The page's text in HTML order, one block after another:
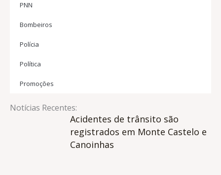
PNN
Bombeiros
Polícia
Política
Promoções
Notícias Recentes:
Acidentes de trânsito são
registrados em Monte Castelo e
Canoinhas